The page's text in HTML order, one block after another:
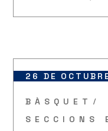
26 DE
BÀSQUET
SECCIONS